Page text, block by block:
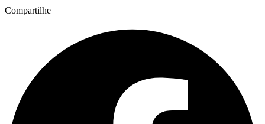
Compartilhe